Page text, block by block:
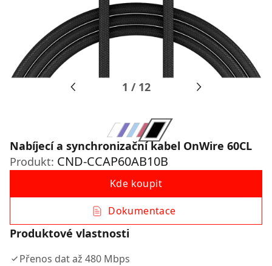
1 / 12
Nabíjecí a synchronizační kabel OnWire 60CL
Produkt: CND-CCAP60AB10B
Kde koupit
Dokumentace
Produktové vlastnosti
Přenos dat až 480 Mbps